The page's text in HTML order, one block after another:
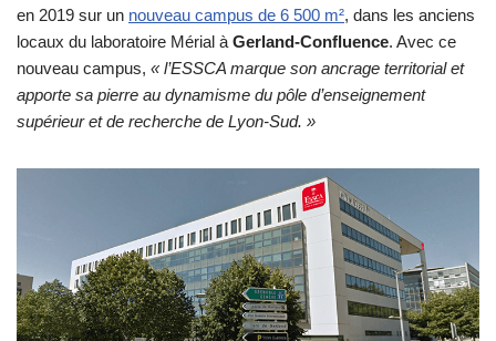
en 2019 sur un nouveau campus de 6 500 m², dans les anciens
locaux du laboratoire Mérial àGerland-Confluence. Avec ce
nouveau campus, « l’ESSCA marque son ancrage territorial et
apporte sa pierre au dynamisme du pôle d’enseignement
supérieur et de recherche de Lyon-Sud. »